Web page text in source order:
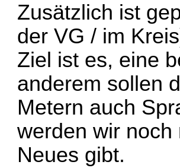
Zusätzlich ist
der VG / im
Ziel ist es, eine
anderem sollen
Metern auch
werden wir
Neues gibt.